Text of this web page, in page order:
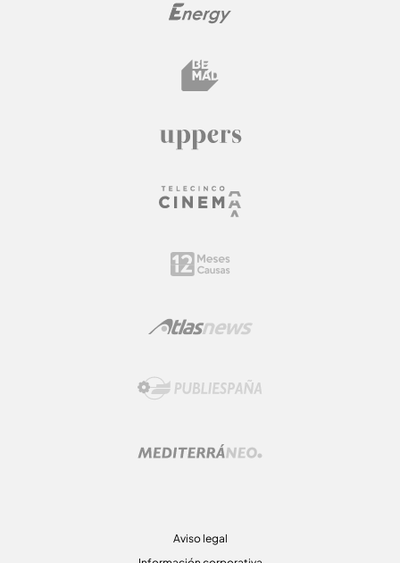
Aviso legal